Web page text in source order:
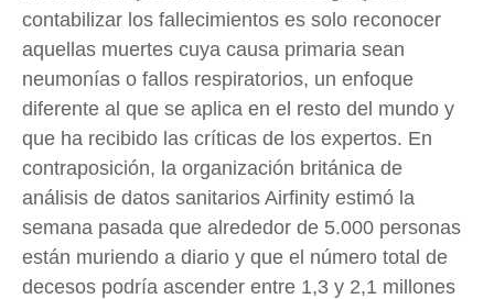
contabilizar los fallecimientos es solo reconocer
aquellas muertes cuya causa primaria sean
neumonías o fallos respiratorios, un enfoque
diferente al que se aplica en el resto del mundo y
que ha recibido las críticas de los expertos. En
contraposición, la organización británica de
análisis de datos sanitarios Airfinity estimó la
semana pasada que alrededor de 5.000 personas
están muriendo a diario y que el número total de
decesos podría ascender entre 1,3 y 2,1 millones